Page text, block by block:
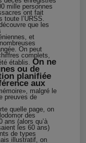
mille personnes
ont fait
toute l’URSS.
que les
et
On peut
complets,
établis. On ne
ou de
planifiée
aux
malgré le
preuves de
quelle page, on
des
ans (alors qu’à
les 60 ans)
de types
illustratif, on